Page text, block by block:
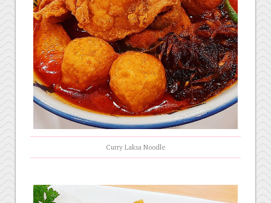
Curry Laksa Noodle